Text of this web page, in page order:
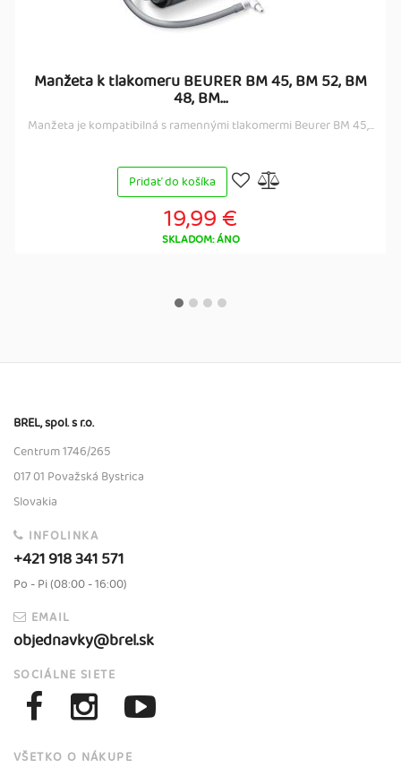
Manžeta k tlakomeru BEURER BM 45, BM 52, BM
48, BM...
Manžeta je kompatibilná s ramennými tlakomermi Beurer BM 45,...
Pridať do košíka
19,99 €
SKLADOM: ÁNO
BREL, spol. s r.o.
Centrum 1746/265
017 01 Považská Bystrica
Slovakia
INFOLINKA
+421 918 341 571
Po - Pi (08:00 - 16:00)
EMAIL
objednavky@brel.sk
SOCIÁLNE SIETE
VŠETKO O NÁKUPE